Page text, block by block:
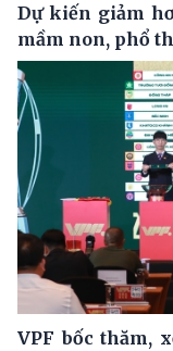
Dự kiến giảm
mầm non, phổ
VPF bốc thăm,